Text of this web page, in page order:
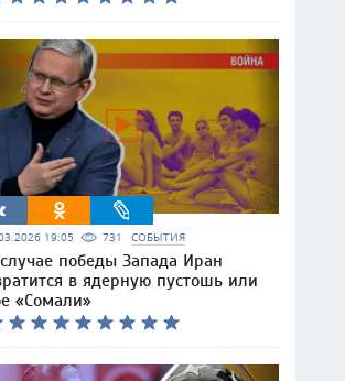
19:05 731 СОБЫТИЯ
победы Запада Иран
в ядерную пустошь или
«Сомали»